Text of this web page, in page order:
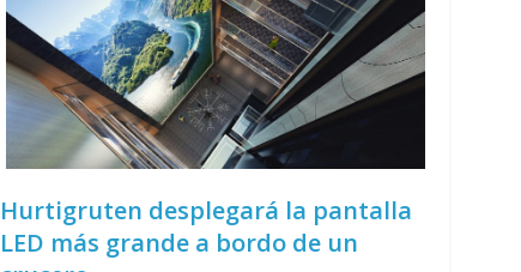
Hurtigruten desplegará la pantalla
LED más grande a bordo de un